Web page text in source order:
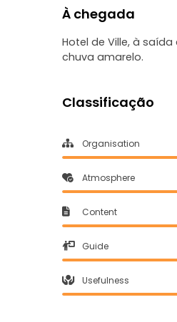
À chegada
Hotel de Ville, à
chuva amarelo.
Classificação
Organisation
Atmosphere
Content
Guide
Usefulness